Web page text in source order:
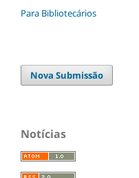
Para Bibliotecários
Nova Submissão
Notícias